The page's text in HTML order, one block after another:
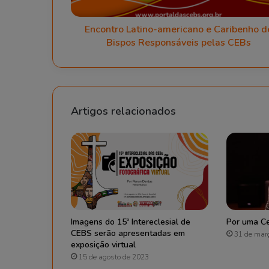
e
m
a
t
a
e
c
n
o
e
C
a
r
i
b
e
n
h
o
d
Encontro Latino-americano e Caribenho
Bispos Responsáveis pelas CEBs
Artigos relacionados
Imagens do 15º Intereclesial de
CEBS serão apresentadas em
exposição virtual
15 de agosto de 2023
Por uma
31 de